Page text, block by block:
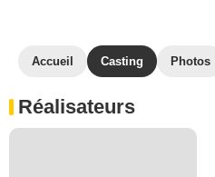
Accueil Casting Photos
Réalisateurs